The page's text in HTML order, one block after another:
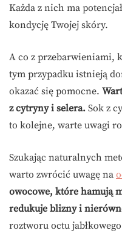
Każda z nich ma
kondycję Twojej skóry.
A co z przebarwieniami,
tym przypadku istnieją
okazać się pomocne.
z cytryny i selera. Sok z
to kolejne, warte uwagi
Szukając naturalnych
warto zwrócić uwagę na
owocowe, które hamują
redukuje blizny i
roztworu octu